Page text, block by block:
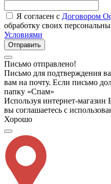
Я согласен с Договором
обработку своих
Условиями
Отправить
Письмо отправлено!
Письмо для подтверждения
вам на почту. Если письмо
папку «Спам»
Используя интернет-магазин
вы соглашаетесь с
Хорошо